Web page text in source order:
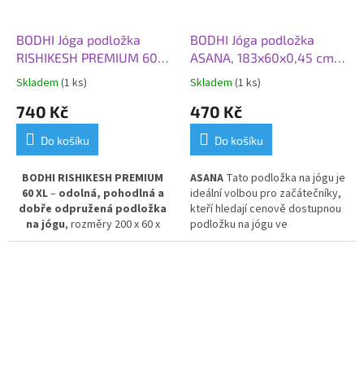
BODHI Jóga podložka
RISHIKESH PREMIUM 60
XL, 200x60x0,45 cm, žlutá
Skladem (1 ks)
740 Kč
Do košíku
BODHI RISHIKESH PREMIUM
60 XL– odolná, pohodlná a
dobře odpružená podložka
na jógu, rozměry 200 x 60 x
0,45 cm, v barvě žluté hořčice.
BODHI Jóga podložka
ASANA, 183x60x0,45 cm,
lesní zelená
Skladem (1 ks)
470 Kč
Do košíku
ASANA Tato podložka na jógu je
ideální volbou pro začátečníky,
kteří hledají cenově dostupnou
podložku na jógu ve
standardním rozměru. Je lehká,